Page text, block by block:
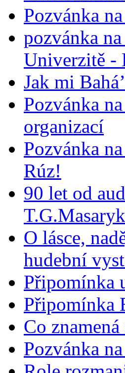
Pozvánka
pozvánka
Univerzitě -
Jak mi
Pozvánka
organizací
Pozvánka
Rúz!
90 let od
O lásce,
hudební
Připomínka
Připomínka
Co
Pozvánka